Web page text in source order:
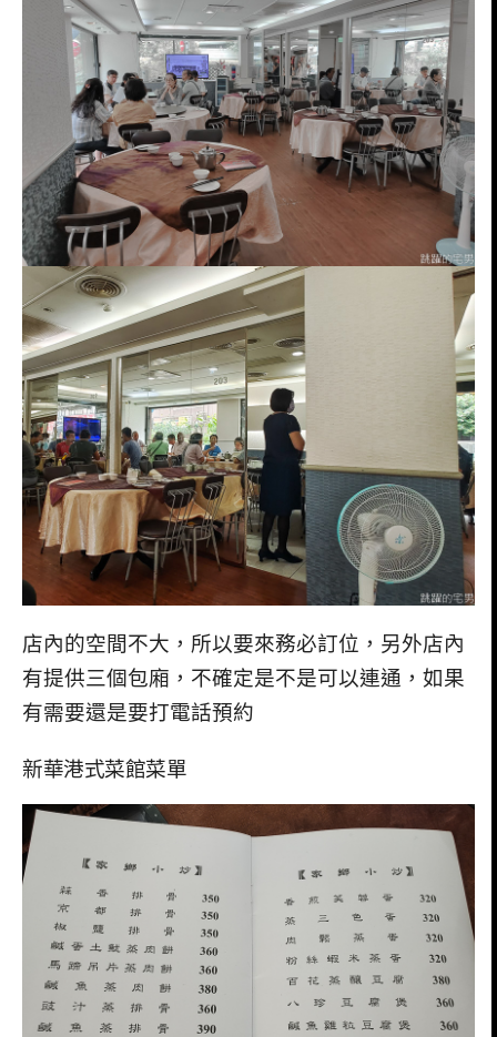
店內的空間不大，所以要來務必訂位，另外店內
有提供三個包廂，不確定是不是可以連通，如果
有需要還是要打電話預約
新華港式菜館菜單